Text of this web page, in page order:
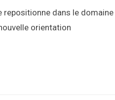
repositionne dans le domaine
orientation